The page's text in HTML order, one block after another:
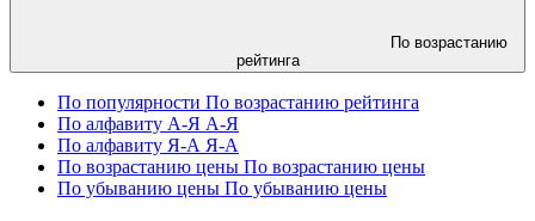
По возрастанию
рейтинга
По популярности По возрастанию рейтинга
По алфавиту А-Я А-Я
По алфавиту Я-А Я-А
По возрастанию цены По возрастанию цены
По убыванию цены По убыванию цены